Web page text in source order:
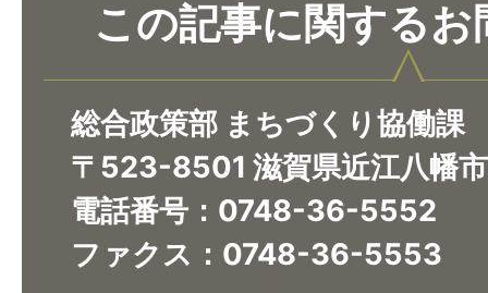
この記事に関するお
総合政策部 まちづくり協働課
〒523-8501 滋賀県近江八幡
電話番号：0748-36-5552
ファクス：0748-36-5553